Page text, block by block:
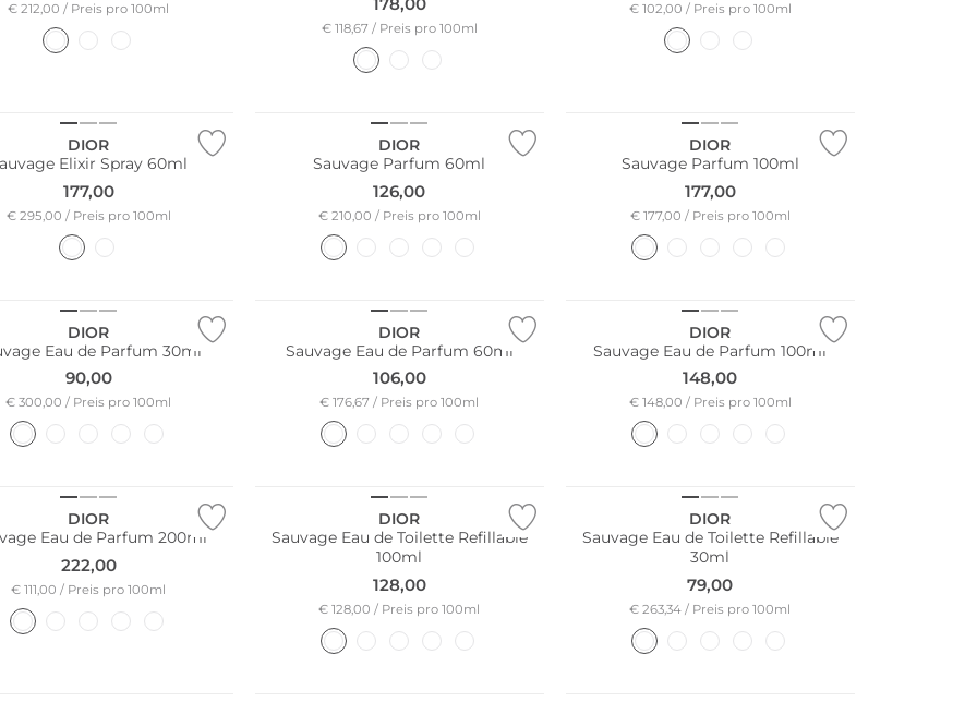
€ 212,00 / Preis pro 100ml
€ 118,67 / Preis pro 100ml
€ 102,00 / Preis pro 100ml
DIOR
Elixir Spray 60ml
177,00
€ 295,00 / Preis pro 100ml
DIOR
Sauvage Parfum 60ml
126,00
€ 210,00 / Preis pro 100ml
DIOR
Sauvage Parfum 100ml
177,00
€ 177,00 / Preis pro 100ml
DIOR
Eau de Parfum 30ml
90,00
€ 300,00 / Preis pro 100ml
DIOR
Sauvage Eau de Parfum 60ml
106,00
€ 176,67 / Preis pro 100ml
DIOR
Sauvage Eau de Parfum 100ml
148,00
€ 148,00 / Preis pro 100ml
DIOR
Eau de Parfum 200ml
222,00
€ 111,00 / Preis pro 100ml
DIOR
Sauvage Eau de Toilette Refillable
100ml
128,00
€ 128,00 / Preis pro 100ml
DIOR
Sauvage Eau de Toilette Refillable
30ml
79,00
€ 263,34 / Preis pro 100ml